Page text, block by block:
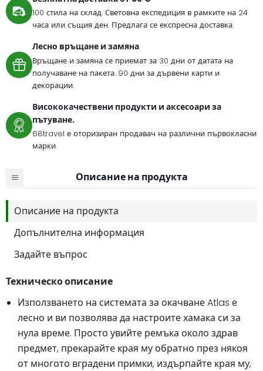
100 стила на склад. Световна експедиция в рамките на 24
часа или същия ден. Предлага се експресна доставка.
Лесно връщане и замяна
Връщане и замяна се приемат за 30 дни от датата на
получаване на пакета. 90 дни за дървени карти и
декорации.
Висококачествени продукти и аксесоари за
пътуване.
68travel е оторизиран продавач на различни първокласни
марки.
Описание на продукта
Описание на продукта
Допълнителна информация
Задайте въпрос
Техническо описание
Използването на системата за окачване Atlas е
лесно и ви позволява да настроите хамака си за
нула време. Просто увийте ремъка около здрав
предмет, прекарайте края му обратно през някоя
от многото вградени примки, издърпайте края му,